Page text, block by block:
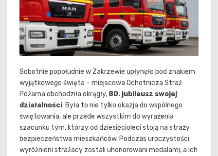
Sobotnie popołudnie w Zakrzewie upłynęło pod znakiem
wyjątkowego święta – miejscowa Ochotnicza Straż
Pożarna obchodziła okrągły, 80. jubileusz swojej
działalności. Była to nie tylko okazja do wspólnego
świętowania, ale przede wszystkim do wyrażenia
szacunku tym, którzy od dziesięcioleci stoją na straży
bezpieczeństwa mieszkańców. Podczas uroczystości
wyróżnieni strażacy zostali uhonorowani medalami, a ich